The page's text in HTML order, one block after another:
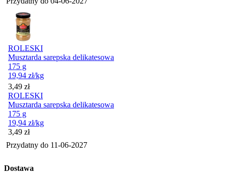
ROLESKI
Musztarda sarepska delikatesowa
175 g
19,94 zł/kg
Cena
3,49 zł
ROLESKI
Musztarda sarepska delikatesowa
175 g
19,94 zł/kg
Cena
3,49 zł
Przydatny do 11-06-2027
Dostawa